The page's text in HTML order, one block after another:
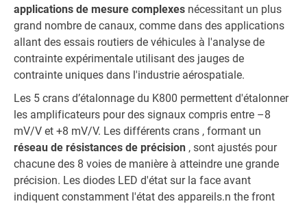
applications de mesure complexes nécessitant un plus
grand nombre de canaux, comme dans des applications
allant des essais routiers de véhicules à l'analyse de
contrainte expérimentale utilisant des jauges de
contrainte uniques dans l'industrie aérospatiale.
Les 5 crans d’étalonnage du K800 permettent d'étalonner
les amplificateurs pour des signaux compris entre –8
mV/V et +8 mV/V. Les différents crans , formant un
réseau de résistances de précision , sont ajustés pour
chacune des 8 voies de manière à atteindre une grande
précision. Les diodes LED d'état sur la face avant
indiquent constamment l'état des appareils.n the front